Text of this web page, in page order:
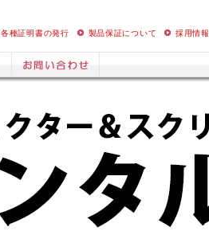
各種証明書の発行 製品保証について 採用情報